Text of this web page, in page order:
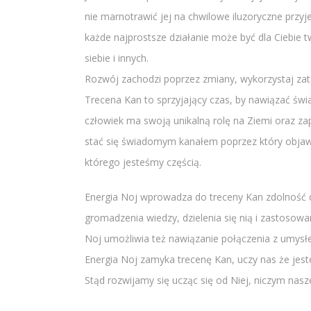
nie marnotrawić jej na chwilowe iluzoryczne
każde najprostsze działanie może być dla
siebie i innych.
Rozwój zachodzi poprzez zmiany, wykorzystaj
Trecena Kan to sprzyjający czas, by nawiązać
człowiek ma swoją unikalną rolę na Ziemi oraz
stać się świadomym kanałem poprzez który
którego jesteśmy częścią.
Energia Noj wprowadza do treceny Kan
gromadzenia wiedzy, dzielenia się nią i
Noj umożliwia też nawiązanie połączenia z
Energia Noj zamyka trecenę Kan, uczy nas że
Stąd rozwijamy się ucząc się od Niej, niczym